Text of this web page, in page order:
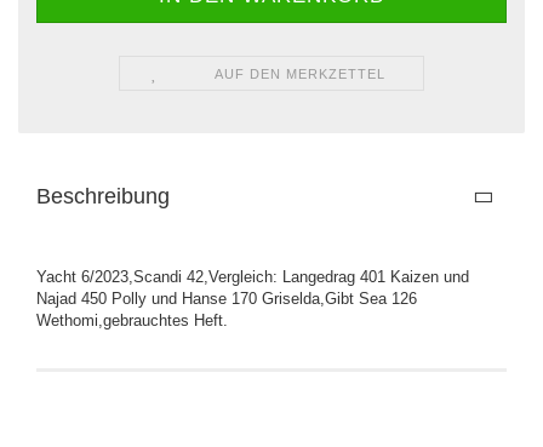
AUF DEN MERKZETTEL
Beschreibung
Yacht 6/2023,Scandi 42,Vergleich: Langedrag 401 Kaizen und
Najad 450 Polly und Hanse 170 Griselda,Gibt Sea 126
Wethomi,gebrauchtes Heft.